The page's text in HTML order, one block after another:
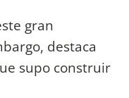
gran
destaca
supo construir